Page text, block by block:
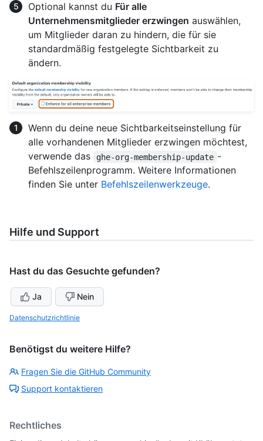
Optional kannst du Für alle
Unternehmensmitglieder erzwingen auswählen,
um Mitglieder daran zu hindern, die für sie
standardmäßig festgelegte Sichtbarkeit zu
ändern.
Wenn du deine neue Sichtbarkeitseinstellung für
alle vorhandenen Mitglieder erzwingen möchtest,
verwende das
ghe-org-membership-update -
Befehlszeilenprogramm. Weitere Informationen
finden Sie unter Befehlszeilenwerkzeuge.
Hilfe und Support
Hast du das Gesuchte gefunden?
Ja Nein
Datenschutzrichtlinie
Benötigst du weitere Hilfe?
Fragen Sie die GitHub Community
Support kontaktieren
Rechtliches